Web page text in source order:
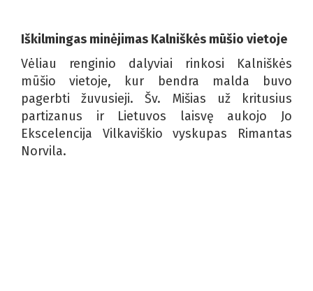
Iškilmingas minėjimas Kalniškės mūšio vietoje
Vėliau renginio dalyviai rinkosi Kalniškės
mūšio vietoje, kur bendra malda buvo
pagerbti žuvusieji. Šv. Mišias už kritusius
partizanus ir Lietuvos laisvę aukojo Jo
Ekscelencija Vilkaviškio vyskupas Rimantas
Norvila.